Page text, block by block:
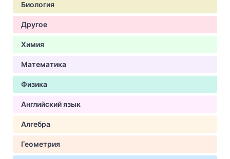
Биология
Другое
Химия
Математика
Физика
Английский язык
Алгебра
Геометрия